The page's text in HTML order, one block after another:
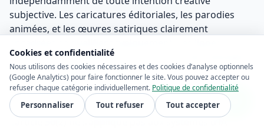
subjective. Les caricatures éditoriales, les parodies
animées, et les œuvres satiriques clairement
directrices sont attendues pour fournir des exemples
et des tests supplémentaires.
Application de la loi et enquête pénale
Cookies et confidentialité
Nous utilisons des cookies nécessaires et des cookies d’analyse optionnels
(Google Analytics) pour faire fonctionner le site. Vous pouvez accepter ou
refuser chaque catégorie individuellement. Politique de confidentialité
Personnaliser Tout refuser Tout accepter